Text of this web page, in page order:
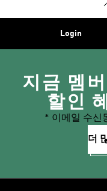
Login
지금 멤
할인
* 이메일 수신
더